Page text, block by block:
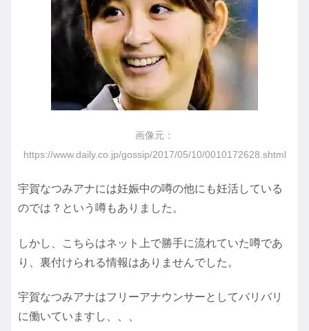
画像元：
https://www.daily.co.jp/gossip/2017/05/10/0010172628.shtml
宇賀なつみアナには妊娠中の噂の他にも妊活している
のでは？という噂もありました。
しかし、こちらはネット上で勝手に流れていた噂であ
り、裏付けられる情報はありませんでした。
宇賀なつみアナはフリーアナウンサーとしてバリバリ
に働いていますし、、、